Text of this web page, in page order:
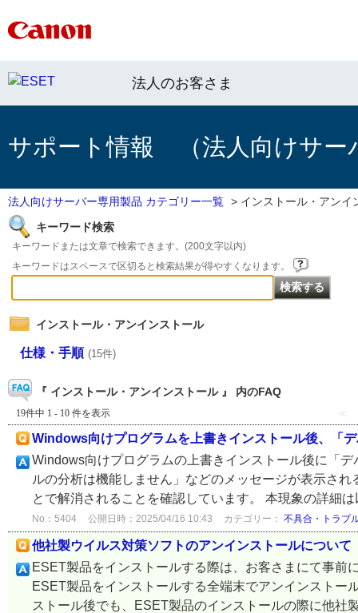
法人のお客さま
サポート情報 （法人向けサー
法人向けサーバー専用製品 カテゴリー一覧 > インストール・アンイ
キーワード検索
キーワードまたは文章で検索できます。(200文字以内)
キーワードはスペースで区切ると検索結果が得やすくなります。
インストール・アンインストール
仕様・手順 (15件)
『 インストール・アンインストール 』 内のFAQ
19件中 1 - 10 件を表示 ≪
Windows向けプログラムを上書きインストール後、「
Windows向けプログラムの上書きインストール後に「
ルの分析は機能しません」などのメッセージが表示さ
とで解消されることを確認しています。 本現象の詳細
No：5404 公開日時：2025/04/16 10:43 カテゴリー： 不具合・トラブ
他社製ウイルス対策ソフトのアンインストールについて
ESET製品をインストールする際は、お客さまにて事前
ESET製品をインストールする全端末でアンインストー
ストール後でも、ESET製品のインストールの際に他社